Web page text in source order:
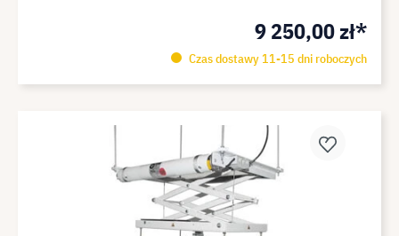
9 250,00 zł*
Czas dostawy 11-15 dni roboczych